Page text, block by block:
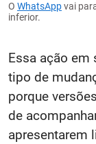
O WhatsAppvai
inferior.
Essa ação em
tipo de
porque
de
apresentarem